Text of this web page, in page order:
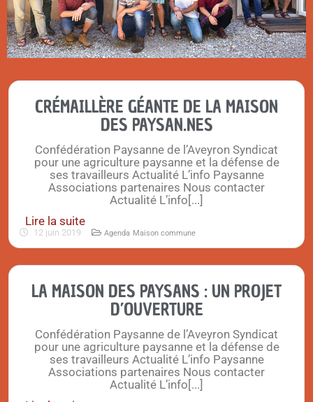
CRÉMAILLÈRE GÉANTE DE LA MAISON
DES PAYSAN.NES
Confédération Paysanne de l’Aveyron Syndicat
pour une agriculture paysanne et la défense de
ses travailleurs Actualité L’info Paysanne
Associations partenaires Nous contacter
Actualité L’info[...]
Lire la suite
12 juin 2019 Agenda Maison commune
LA MAISON DES PAYSANS : UN PROJET
D’OUVERTURE
Confédération Paysanne de l’Aveyron Syndicat
pour une agriculture paysanne et la défense de
ses travailleurs Actualité L’info Paysanne
Associations partenaires Nous contacter
Actualité L’info[...]